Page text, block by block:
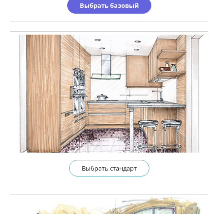
Выбрать базовый
Выбрать cтандарт